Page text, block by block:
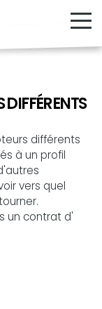
différents
à un profil
vers quel
un contrat d'